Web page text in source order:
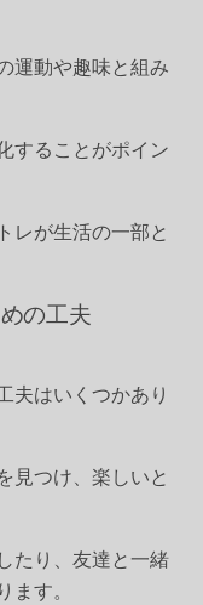
運動や趣味と組み
することがポイン
レが生活の一部と
の工夫
夫はいくつかあり
見つけ、楽しいと
たり、友達と一緒
す。